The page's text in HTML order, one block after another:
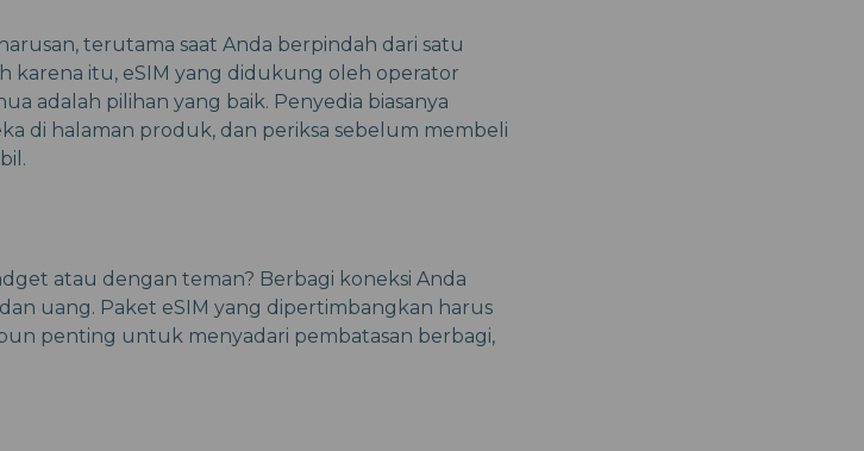
terutama saat Anda berpindah dari satu
karena itu, eSIM yang didukung oleh operator
adalah pilihan yang baik. Penyedia biasanya
di halaman produk, dan periksa sebelum membeli
atau dengan teman? Berbagi koneksi Anda
uang. Paket eSIM yang dipertimbangkan harus
penting untuk menyadari pembatasan berbagi,